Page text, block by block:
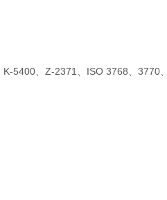
5400、Z-2371、ISO 3768、3770